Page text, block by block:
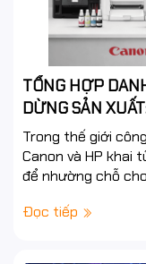
TỔNG HỢP
DỪNG SẢN
Trong thế giới
Canon và HP khai
để nhường chỗ
Đọc tiếp